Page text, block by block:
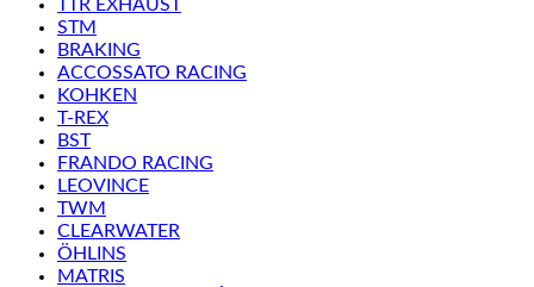
TTR EXHAUST
STM
BRAKING
ACCOSSATO RACING
KOHKEN
T-REX
BST
FRANDO RACING
LEOVINCE
TWM
CLEARWATER
ÖHLINS
MATRIS